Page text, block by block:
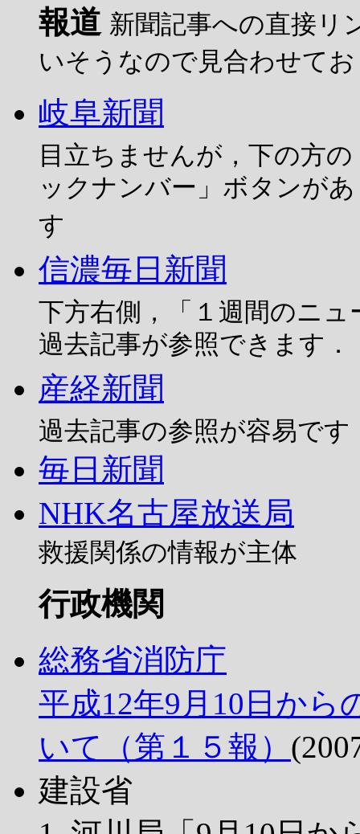
報道 新聞記事への直接リ
いそうなので見合わせて
岐阜新聞
目立ちませんが，下の方
ックナンバー」ボタンが
す
信濃毎日新聞
下方右側，「１週間のニ
過去記事が参照できます．
産経新聞
過去記事の参照が容易です
毎日新聞
NHK名古屋放送局
救援関係の情報が主体
行政機関
総務省消防庁
平成12年9月10日から
いて（第１５報）
建設省